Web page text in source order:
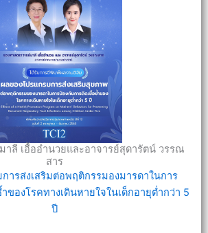
าลี เอื้ออำนวยและอาจารย์สุดารัตน์ วรรณ
สาร
ารส่งเสริมต่อพฤติกรรมองมารดาในการ
ของโรคทางเดินหายใจในเด็กอายุต่ำกว่า 5
ปี